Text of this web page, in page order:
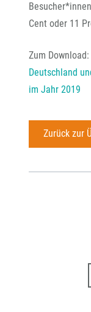
Cent oder 11
Zum Download:
Deutschland
im Jahr 2019
Zurück zur